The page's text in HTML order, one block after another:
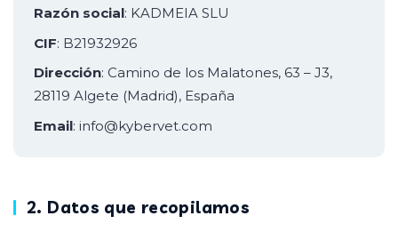
Razón social: KADMEIA SLU
CIF: B21932926
Dirección: Camino de los Malatones, 63 – J3,
28119 Algete (Madrid), España
Email: info@kybervet.com
2. Datos que recopilamos